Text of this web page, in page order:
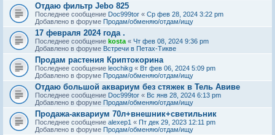
Отдаю фильтр Jebo 825
Последнее сообщение Doc999tor « Ср фев 28, 2024 3:22 pm
Добавлено в форуме Продам/обменяю/отдам/ищу
17 февраля 2024 года .
Последнее сообщение kosta « Чт фев 08, 2024 9:36 pm
Добавлено в форуме Встречи в Петах-Тикве
Продам растения Криптокорина
Последнее сообщение leochikg « Вт фев 06, 2024 5:09 pm
Добавлено в форуме Продам/обменяю/отдам/ищу
Отдаю большой аквариум без стяжек в Тель Авиве
Последнее сообщение Doc999tor « Вс янв 28, 2024 6:13 pm
Добавлено в форуме Продам/обменяю/отдам/ищу
Продажа-аквариум 70л+внешник+светильник
Последнее сообщение alexep1 « Пт дек 29, 2023 12:11 pm
Добавлено в форуме Продам/обменяю/отдам/ищу